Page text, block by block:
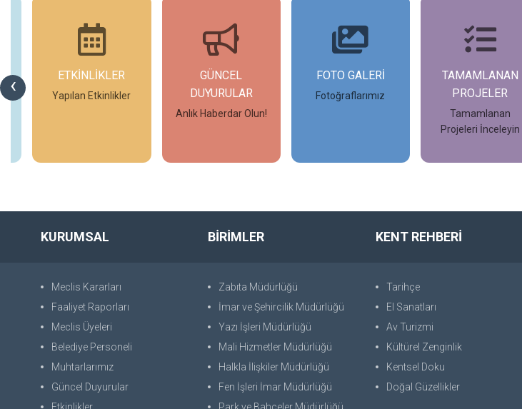
‹ ETKİNLİKLER
Yapılan Etkinlikler
GÜNCEL
DUYURULAR
Anlık Haberdar Olun!
FOTO GALERİ
Fotoğraflarımız
TAMAMLANAN
PROJELER
Tamamlanan
Projeleri İnceleyin
KURUMSAL
Meclis Kararları
Faaliyet Raporları
Meclis Üyeleri
Belediye Personeli
Muhtarlarımız
Güncel Duyurular
Etkinlikler
BİRİMLER
Zabıta Müdürlüğü
İmar ve Şehircilik Müdürlüğü
Yazı İşleri Müdürlüğü
Mali Hizmetler Müdürlüğü
Halkla İlişkiler Müdürlüğü
Fen İşleri İmar Müdürlüğü
Park ve Bahçeler Müdürlüğü
KENT REHBERİ
Tarihçe
El Sanatları
Av Turizmi
Kültürel Zenginlik
Kentsel Doku
Doğal Güzellikler